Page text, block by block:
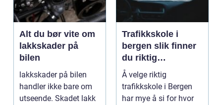
Alt du bør vite om
lakkskader på
bilen
lakkskader på bilen
handler ikke bare om
utseende. Skadet lakk
Trafikkskole i
bergen slik finner
du riktig
opplæring til
førerkortet
Å velge riktig
trafikkskole i Bergen
har mye å si for hvor